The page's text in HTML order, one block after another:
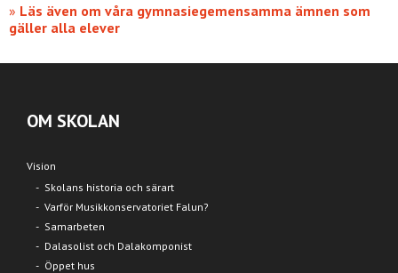
» Läs även om våra gymnasiegemensamma ämnen som
gäller alla elever
OM SKOLAN
Vision
Skolans historia och särart
Varför Musikkonservatoriet Falun?
Samarbeten
Dalasolist och Dalakomponist
Öppet hus